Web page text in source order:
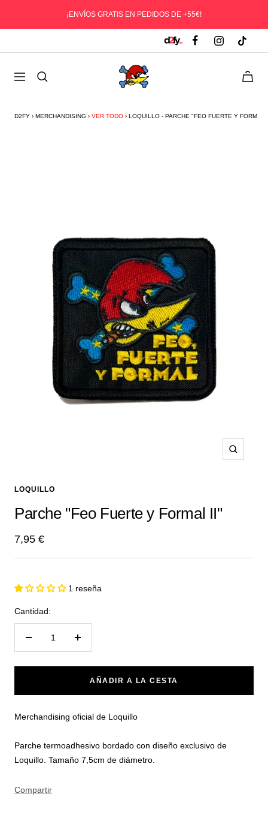
¡ENVÍOS GRATIS EN PEDIDOS DE +55€!
Navegación
D2fy
-
To
D2FY › MERCHANDISING › VER TODO › LOQUILLO - PARCHE "FEO FUERTE Y FORMAL
Zoom
LOQUILLO
Parche "Feo Fuerte y Formal II"
Precio
de
7,95 €
1 reseña
Cantidad:
AÑADIR A LA CESTA
Merchandising oficial de Loquillo
Parche termoadhesivo bordado con diseño exclusivo de
Loquillo. Tamaño 7,5cm de diámetro.
Compartir